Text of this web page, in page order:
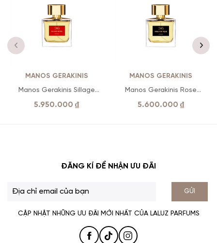
MANOS GERAKINIS
Manos Gerakinis Sillage
Royal
5.950.000 ₫
MANOS GERAKINIS
Manos Gerakinis Rose
Poetique
5.600.000 ₫
ĐĂNG KÍ ĐỂ NHẬN ƯU ĐÃI
GỬI
CẬP NHẬT NHỮNG ƯU ĐÃI MỚI NHẤT CỦA LALUZ PARFUMS